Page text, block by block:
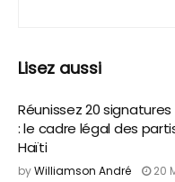
Lisez aussi
Réunissez 20
: le cadre légal des
Haïti
byWilliamson André 20